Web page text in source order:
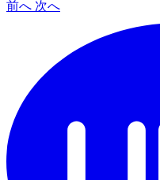
前へ 次へ